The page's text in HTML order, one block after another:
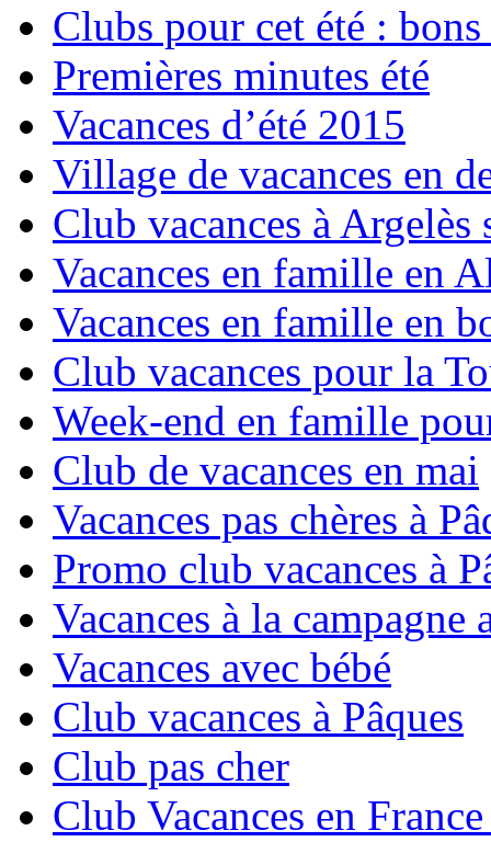
Clubs pour cet été :
Premières minutes été
Vacances d’été 2015
Village de vacances en
Club vacances à Argelès
Vacances en famille en
Vacances en famille en
Club vacances pour la
Week-end en famille
Club de vacances en mai
Vacances pas chères à
Promo club vacances à
Vacances à la campagne
Vacances avec bébé
Club vacances à Pâques
Club pas cher
Club Vacances en